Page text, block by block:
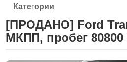
Категории
[ПРОДАНО] Ford
МКПП, пробег 80800